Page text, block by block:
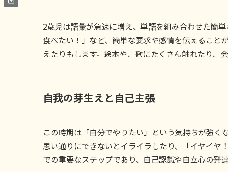
2歳児は語彙が急速に増え、単語を組み合わせた簡
食べたい！」など、簡単な要求や感情を伝えること
えたりもします。絵本や、歌にたくさん触れたり、
自我の芽生えと自己主張
この時期は「自分でやりたい」という気持ちが強く
思い通りにできないとイライラしたり、「イヤイヤ
での重要なステップであり、自己認識や自立心の発